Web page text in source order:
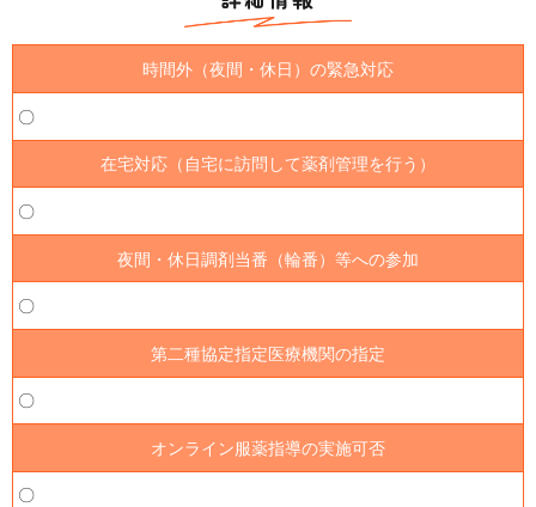
時間外（夜間・休日）の緊急対応
〇
在宅対応（自宅に訪問して薬剤管理を行う）
〇
夜間・休日調剤当番（輪番）等への参加
〇
第二種協定指定医療機関の指定
〇
オンライン服薬指導の実施可否
〇